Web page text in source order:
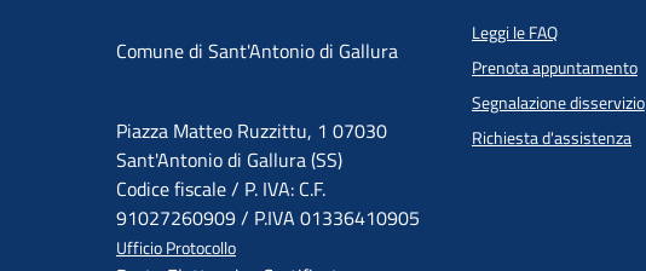
Comune di Sant'Antonio di Gallura
Piazza Matteo Ruzzittu, 1 07030
Sant'Antonio di Gallura (SS)
Codice fiscale / P. IVA: C.F.
91027260909 / P.IVA 01336410905
Ufficio Protocollo
Leggi le FAQ
Prenota appuntamento
Segnalazione disservizio
Richiesta d'assistenza